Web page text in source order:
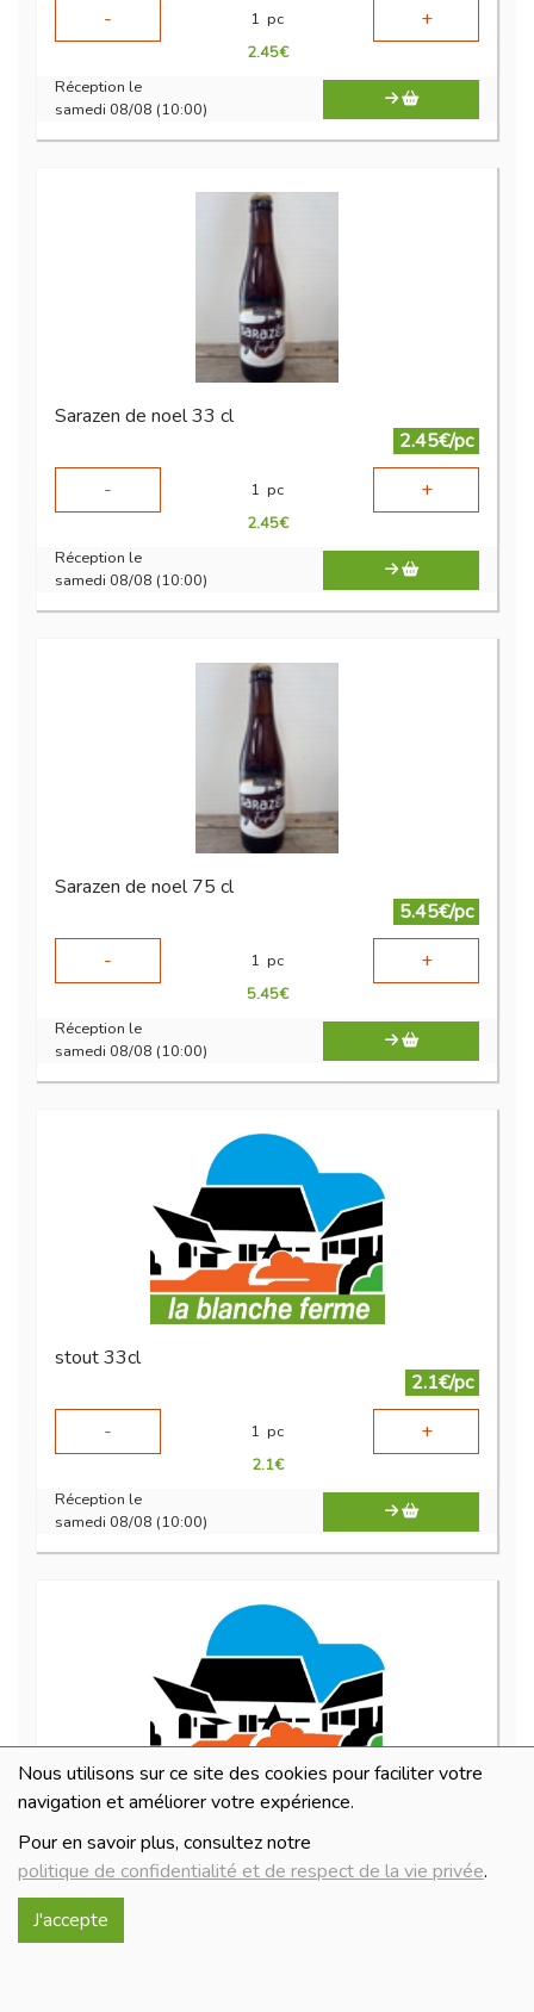
Nous utilisons sur ce site des cookies pour faciliter votre
navigation et améliorer votre expérience.
Pour en savoir plus, consultez notre
politique de confidentialité et de respect de la vie privée.
J'accepte
-
1 pc +
2.45€
Réception le
samedi 08/08 (10:00)
Sarazen de noel 33 cl
2.45€/pc
-
1 pc +
2.45€
Réception le
samedi 08/08 (10:00)
Sarazen de noel 75 cl
5.45€/pc
-
1 pc +
5.45€
Réception le
samedi 08/08 (10:00)
stout 33cl
2.1€/pc
-
1 pc +
2.1€
Réception le
samedi 08/08 (10:00)
-